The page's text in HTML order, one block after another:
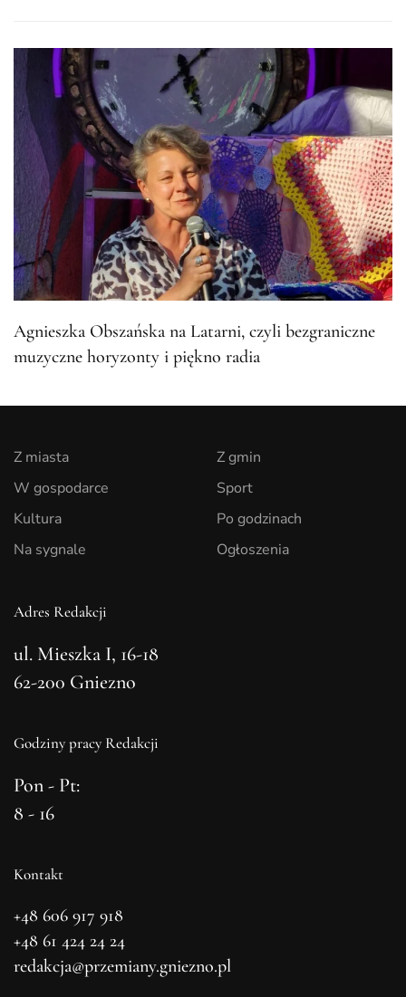
Agnieszka Obszańska na Latarni, czyli bezgraniczne
muzyczne horyzonty i piękno radia
Z miasta
W gospodarce
Kultura
Na sygnale
Z gmin
Sport
Po godzinach
Ogłoszenia
Adres Redakcji
ul. Mieszka I, 16-18
62-200 Gniezno
Godziny pracy Redakcji
Pon - Pt:
8 - 16
Kontakt
+48 606 917 918
+48 61 424 24 24
redakcja@przemiany.gniezno.pl